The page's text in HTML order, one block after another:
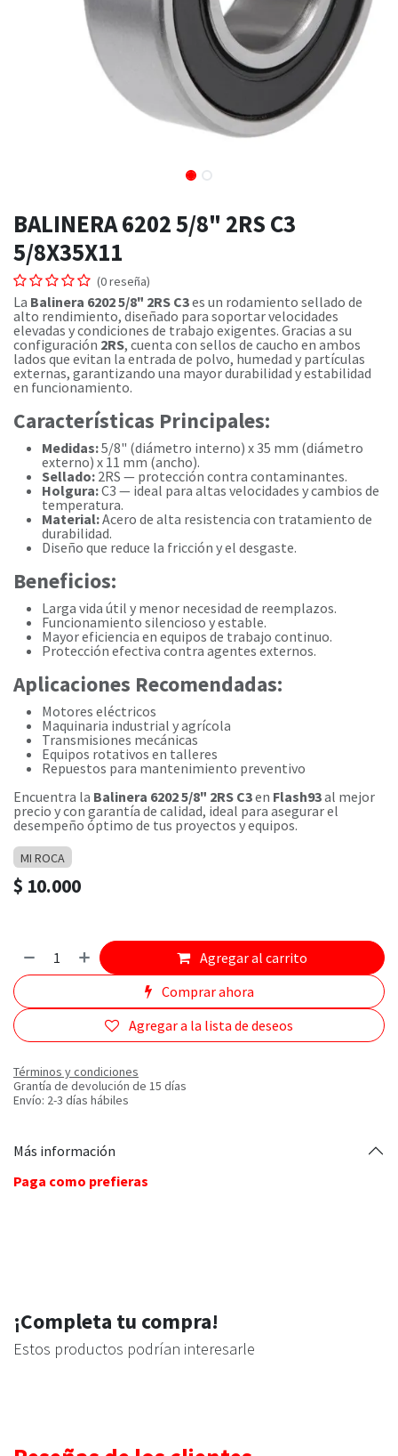
BALINERA 6202 5/8" 2RS C3
5/8X35X11
(0 reseña)
La Balinera 6202 5/8" 2RS C3es un rodamiento sellado de
alto rendimiento, diseñado para soportar velocidades
elevadas y condiciones de trabajo exigentes. Gracias a su
configuración 2RS, cuenta con sellos de caucho en ambos
lados que evitan la entrada de polvo, humedad y partículas
externas, garantizando una mayor durabilidad y estabilidad
en funcionamiento.
Características Principales:
Medidas:5/8" (diámetro interno) x 35 mm (diámetro
externo) x 11 mm (ancho).
Sellado: 2RS — protección contra contaminantes.
Holgura:C3 — ideal para altas velocidades y cambios de
temperatura.
Material:Acero de alta resistencia con tratamiento de
durabilidad.
Diseño que reduce la fricción y el desgaste.
Beneficios:
Larga vida útil y menor necesidad de reemplazos.
Funcionamiento silencioso y estable.
Mayor eficiencia en equipos de trabajo continuo.
Protección efectiva contra agentes externos.
Aplicaciones Recomendadas:
Motores eléctricos
Maquinaria industrial y agrícola
Transmisiones mecánicas
Equipos rotativos en talleres
Repuestos para mantenimiento preventivo
Encuentra la Balinera 6202 5/8" 2RS C3en Flash93al mejor
precio y con garantía de calidad, ideal para asegurar el
desempeño óptimo de tus proyectos y equipos.
MI ROCA
$ 10.000
Agregar al carrito
Comprar ahora
Agregar a la lista de deseos
Términos y condiciones
Grantía de devolución de 15 días
Envío: 2-3 días hábiles
Más información
Paga como prefieras
¡Completa tu compra!
Estos productos podrían interesarle